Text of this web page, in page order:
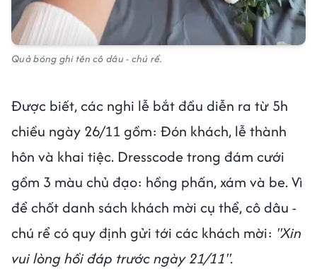
Quả bóng ghi tên cô dâu - chú rể.
Được biết, các nghi lễ bắt đầu diễn ra từ 5h
chiều ngày 26/11 gồm: Đón khách, lễ thành
hôn và khai tiệc. Dresscode trong đám cưới
gồm 3 màu chủ đạo: hồng phấn, xám và be. Vì
để chốt danh sách khách mời cụ thể, cô dâu -
chú rể có quy định gửi tới các khách mời: "Xin
vui lòng hồi đáp trước ngày 21/11".